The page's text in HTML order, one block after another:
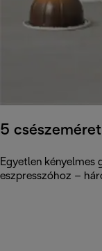
5 csészeméret
Egyetlen
eszpresszóhoz –